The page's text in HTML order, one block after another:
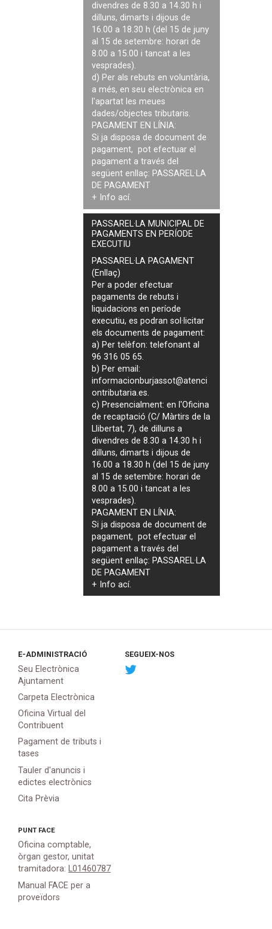
divendres de 8.30 a 14.30 h i
dilluns, dimarts i dijous de
16.00 a 18.30 h (del 15 de juny
al 15 de setembre: horari de
8.00 a 15.00 i tancat a les
vesprades).
d) Per als rebuts en voluntària,
a més, en seu electrònica en
l'apartat les meues
dades/objectes tributaris.
PAGAMENT EN LÍNIA:
Si ja disposa de document de
pagament, pot efectuar el
pagament a través del
següent enllaç: PASSAREL·LA
DE PAGAMENT
+ Info ací.
PASSAREL·LA MUNICIPAL DE
PAGAMENTS EN PERÍODE
EXECUTIU
PASSAREL·LA PAGAMENT
(Enllaç)
Per a poder efectuar
pagaments derebuts i
liquidacions en període
executiu, es podransol·licitar
els documents de pagament:
a) Per telèfon: telefonant al
96 316 05 65.
b) Per email:
informacionburjassot@atenci
ontributaria.es.
c) Presencialment: en l'Oficina
de recaptació (C/ Màrtirs de la
Llibertat, 7), de dilluns a
divendres de 8.30 a 14.30 h i
dilluns, dimarts i dijous de
16.00 a 18.30 h (del 15 de juny
al 15 de setembre: horari de
8.00 a 15.00 i tancat a les
vesprades).
PAGAMENT EN LÍNIA:
Si ja disposa de document de
pagament, pot efectuar el
pagament a través del
següent enllaç: PASSAREL·LA
DE PAGAMENT
+ Infoací.
E-ADMINISTRACIÓ
Seu Electrònica
Ajuntament
Carpeta Electrònica
Oficina Virtual del
Contribuent
Pagament de tributs i
tases
Tauler d'anuncis i
edictes electrònics
Cita Prèvia
PUNT FACE
Oficina comptable,
òrgan gestor, unitat
tramitadora: L01460787
Manual FACE per a
proveïdors
SEGUEIX-NOS